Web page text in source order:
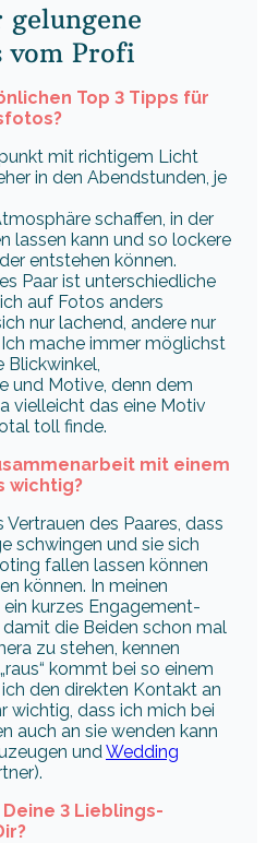
vom Profi
Top 3 Tipps für
mit richtigem Licht
in den Abendstunden, je
schaffen, in der
lassen kann und so lockere
entstehen können.
Paar ist unterschiedliche
auf Fotos anders
nur lachend, andere nur
Ich mache immer möglichst
Blickwinkel,
und Motive, denn dem
vielleicht das eine Motiv
toll finde.
mit einem
wichtig?
des Paares, dass
schwingen und sie sich
fallen lassen können
können. In meinen
kurzes Engagement-
die Beiden schon mal
zu stehen, kennen
kommt bei so einem
den direkten Kontakt an
wichtig, dass ich mich bei
auch an sie wenden kann
und Wedding
3 Lieblings-